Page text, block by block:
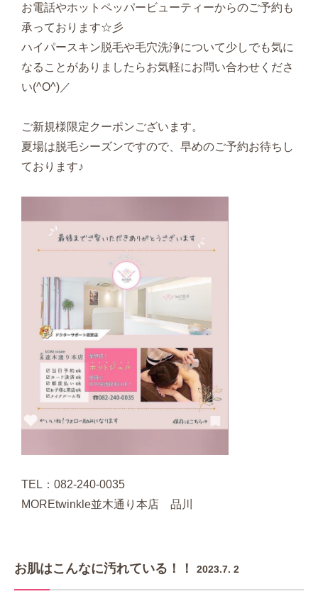
お電話やホットペッパービューティーからのご予約も
承っております☆彡
ハイパースキン脱毛や毛穴洗浄について少しでも気に
なることがありましたらお気軽にお問い合わせくださ
い(^O^)／
ご新規様限定クーポンございます。
夏場は脱毛シーズンですので、早めのご予約お待ちし
ております♪
TEL：082-240-0035
MOREtwinkle並木通り本店 品川
お肌はこんなに汚れている！！ 2023.7. 2